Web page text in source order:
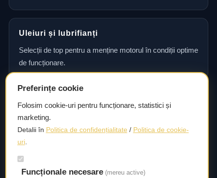
Uleiuri și lubrifianți
Selecții de top pentru a menține motorul în condiții optime
de funcționare.
Consultanță și asistență tehnică
Consultanță și asistență tehnică pentru alegerea pieselor
potrivite și efectuarea reparațiilor sau întreținerii corecte.
Livrare rapidă
Preferințe cookie
Folosim cookie-uri pentru funcționare, statistici și
marketing.
Detalii în Politica de confidențialitate / Politica de cookie-
uri.
Funcționale necesare (mereu active)